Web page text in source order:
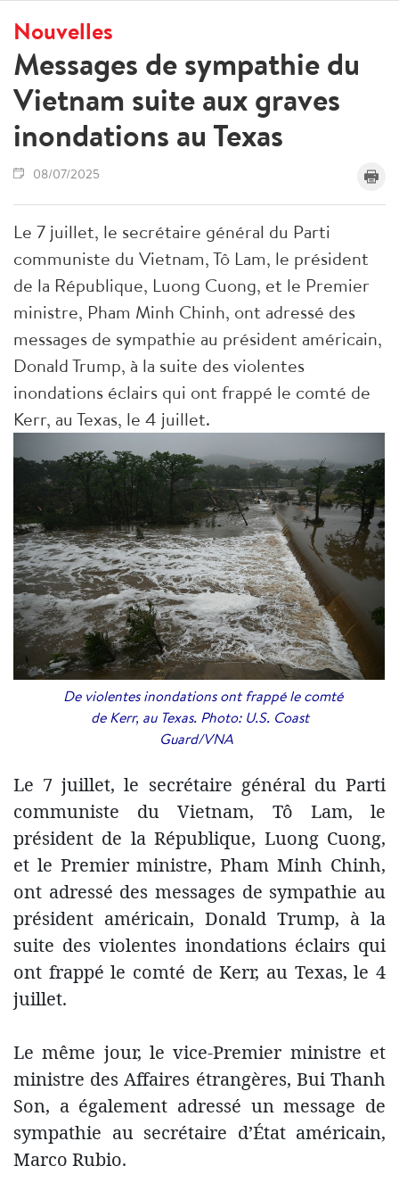
Nouvelles
Messages de sympathie du
Vietnam suite aux graves
inondations au Texas
08/07/2025
Le 7 juillet, le secrétaire général du Parti
communiste du Vietnam, Tô Lam, le président
de la République, Luong Cuong, et le Premier
ministre, Pham Minh Chinh, ont adressé des
messages de sympathie au président américain,
Donald Trump, à la suite des violentes
inondations éclairs qui ont frappé le comté de
Kerr, au Texas, le 4 juillet.
De violentes inondations ont frappé le comté
de Kerr, au Texas. Photo: U.S. Coast
Guard/VNA
Le 7 juillet, le secrétaire général du Parti
communiste du Vietnam, Tô Lam, le
président de la République, Luong Cuong,
et le Premier ministre, Pham Minh Chinh,
ont adressé des messages de sympathie au
président américain, Donald Trump, à la
suite des violentes inondations éclairs qui
ont frappé le comté de Kerr, au Texas, le 4
juillet.
Le même jour, le vice-Premier ministre et
ministre des Affaires étrangères, Bui Thanh
Son, a également adressé un message de
sympathie au secrétaire d’État américain,
Marco Rubio.